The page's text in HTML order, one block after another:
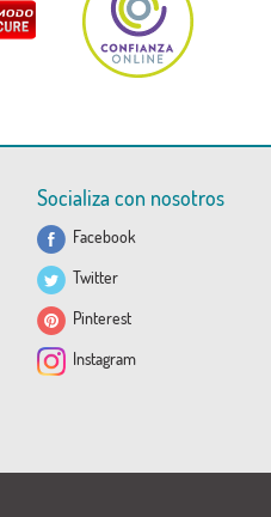
Socializa con nosotros
Facebook
Twitter
Pinterest
Instagram